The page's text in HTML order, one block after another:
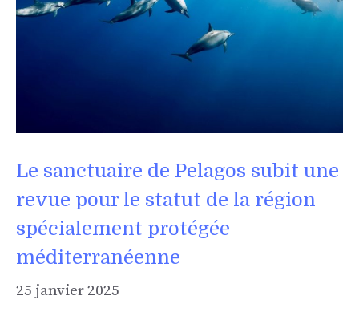
Le sanctuaire de Pelagos subit une
revue pour le statut de la région
spécialement protégée
méditerranéenne
25 janvier 2025